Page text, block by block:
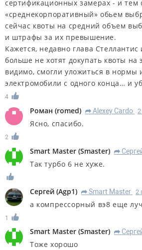
сертификационных замерах - и
«среднекорпоративный» обьем
сейчас квоты на средний объем
и штрафы за их превышение.
Кажется, недавно глава
больше не хотят докупать квоты на
видимо, смогли уложиться в нормы
электромобили с одного конца… и
4
Роман (romed) R Alexey Cardo
Ясно, спасибо.
2
Smart Master (Smaster) R
Так турбо 6 не хуже.
Сергей (Agp1) R Smart Master 2
а компрессорный вэ8 еще
1
Smart Master (Smaster) R
Тоже хорошо